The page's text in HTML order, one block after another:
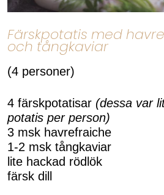
Färskpotatis med
och tångkaviar
(4 personer)
4 färskpotatisar (dessa var
potatis per person)
3 msk havrefraiche
1-2 msk tångkaviar
lite hackad rödlök
färsk dill